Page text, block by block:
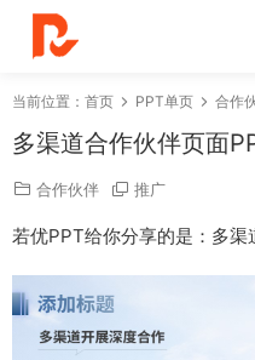
当前位置： 首页 PPT单页 合作
多渠道合作伙伴页面
合作伙伴 推广
若优PPT给你分享的是：多渠